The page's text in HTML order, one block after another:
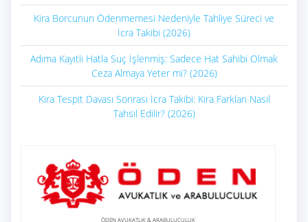
Kira Borcunun Ödenmemesi Nedeniyle Tahliye Süreci ve
İcra Takibi (2026)
Adıma Kayıtlı Hatla Suç İşlenmiş: Sadece Hat Sahibi Olmak
Ceza Almaya Yeter mi? (2026)
Kira Tespit Davası Sonrası İcra Takibi: Kira Farkları Nasıl
Tahsil Edilir? (2026)
ÖDEN AVUKATLIK & ARABULUCULUK